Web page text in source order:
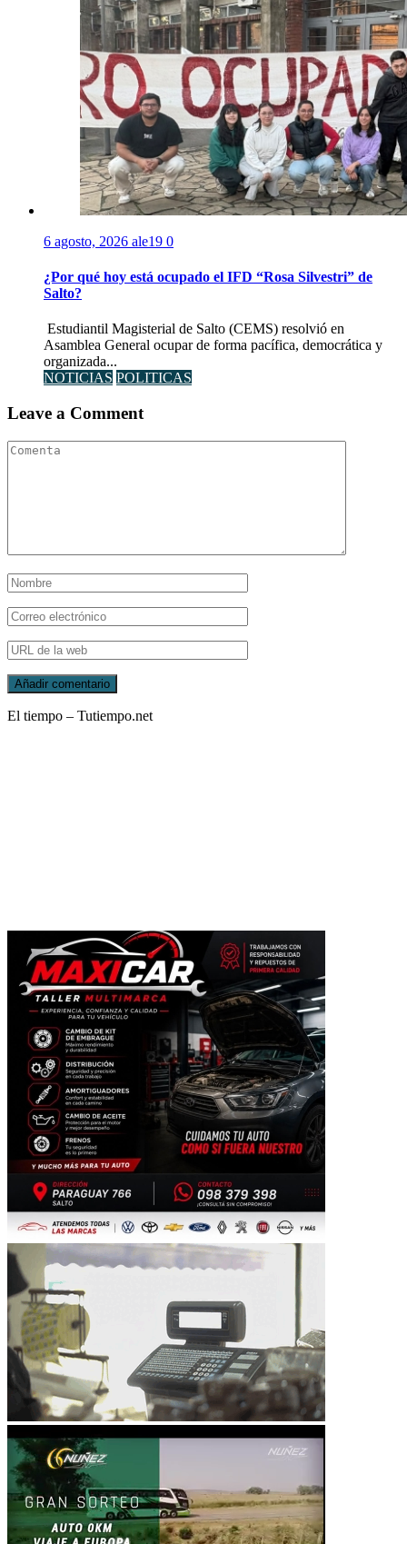
6 agosto, 2026 ale19 0
¿Por qué hoy está ocupado el IFD “Rosa Silvestri” de
Salto?
Estudiantil Magisterial de Salto (CEMS) resolvió en
Asamblea General ocupar de forma pacífica, democrática y
organizada...
NOTICIAS POLITICAS
Leave a Comment
El tiempo – Tutiempo.net